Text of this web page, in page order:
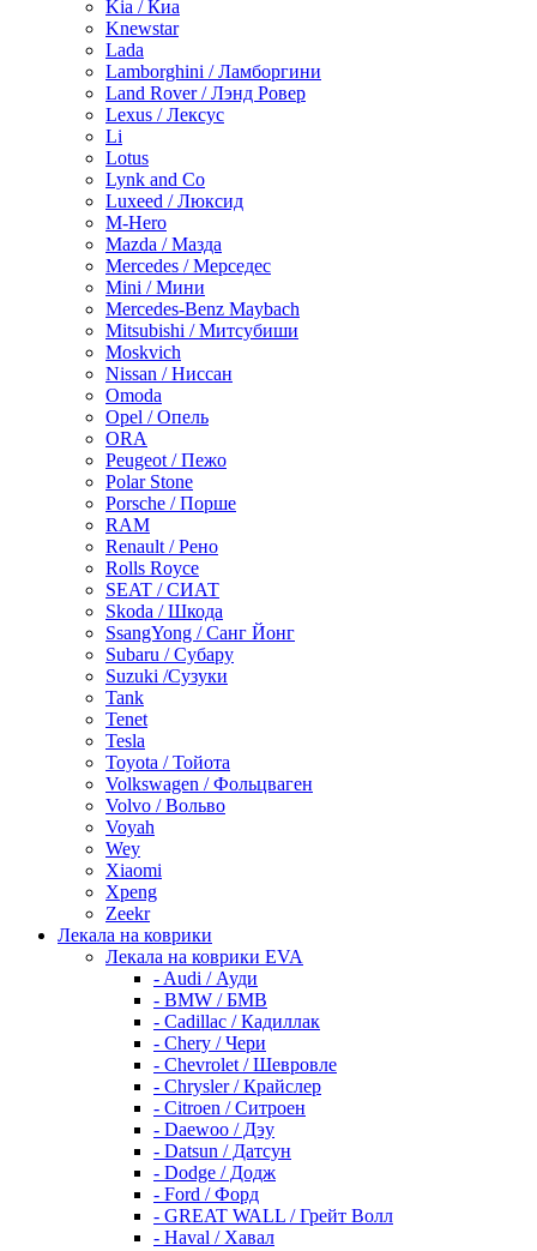
Kia / Киа
Knewstar
Lada
Lamborghini / Ламборгини
Land Rover / Лэнд Ровер
Lexus / Лексус
Li
Lotus
Lynk and Co
Luxeed / Люксид
M-Hero
Mazda / Мазда
Mercedes / Мерседес
Mini / Мини
Mercedes-Benz Maybach
Mitsubishi / Митсубиши
Moskvich
Nissan / Ниссан
Omoda
Opel / Опель
ORA
Peugeot / Пежо
Polar Stone
Porsche / Порше
RAM
Renault / Рено
Rolls Royce
SEAT / СИАТ
Skoda / Шкода
SsangYong / Санг Йонг
Subaru / Субару
Suzuki /Сузуки
Tank
Tenet
Tesla
Toyota / Тойота
Volkswagen / Фольцваген
Volvo / Вольво
Voyah
Wey
Xiaomi
Xpeng
Zeekr
Лекала на коврики
Лекала на коврики EVA
- Audi / Ауди
- BMW / БМВ
- Cadillac / Кадиллак
- Chery / Чери
- Chevrolet / Шевровле
- Chrysler / Крайслер
- Citroen / Ситроен
- Daewoo / Дэу
- Datsun / Датсун
- Dodge / Додж
- Ford / Форд
- GREAT WALL / Грейт Волл
- Haval / Хавал